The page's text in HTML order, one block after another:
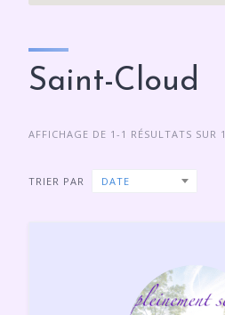
Saint-Cloud
AFFICHAGE DE 1-1 RÉSULTATS SUR 1
TRIER PAR DATE